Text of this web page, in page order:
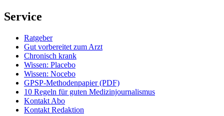
Service
Ratgeber
Gut vorbereitet zum Arzt
Chronisch krank
Wissen: Placebo
Wissen: Nocebo
GPSP-Methodenpapier (PDF)
10 Regeln für guten Medizinjournalismus
Kontakt Abo
Kontakt Redaktion